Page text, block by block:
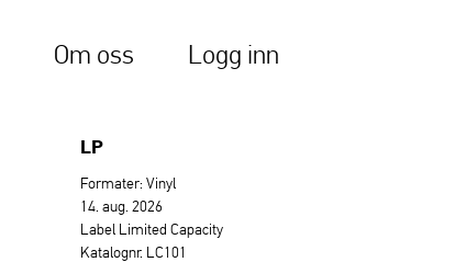
Om oss Logg inn
LP
Formater: Vinyl
14. aug. 2026
Label Limited Capacity
Katalognr. LC101